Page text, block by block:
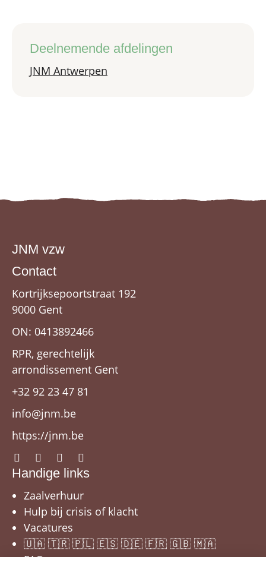
Deelnemende afdelingen
JNM Antwerpen
JNM vzw
Contact
Kortrijksepoortstraat 192
9000 Gent
ON: 0413892466
RPR, gerechtelijk
arrondissement Gent
+32 92 23 47 81
info@jnm.be
https://jnm.be
Handige links
Zaalverhuur
Hulp bij crisis of klacht
Vacatures
🇺🇦 🇹🇷 🇵🇱 🇪🇸 🇩🇪 🇫🇷 🇬🇧 🇲🇦
FAQ